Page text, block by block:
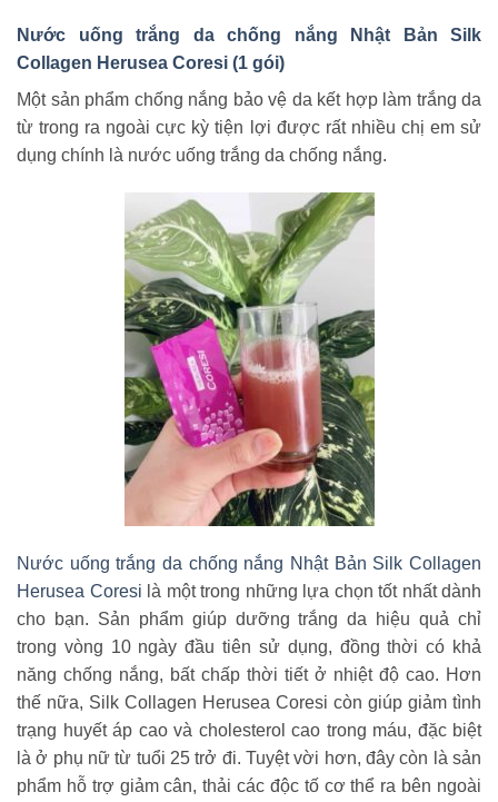
Nước uống trắng da chống nắng Nhật Bản Silk
Collagen Herusea Coresi (1 gói)
Một sản phẩm chống nắng bảo vệ da kết hợp làm trắng da
từ trong ra ngoài cực kỳ tiện lợi được rất nhiều chị em sử
dụng chính là nước uống trắng da chống nắng.
Nước uống trắng da chống nắng Nhật Bản Silk Collagen
Herusea Coresi là một trong những lựa chọn tốt nhất dành
cho bạn. Sản phẩm giúp dưỡng trắng da hiệu quả chỉ
trong vòng 10 ngày đầu tiên sử dụng, đồng thời có khả
năng chống nắng, bất chấp thời tiết ở nhiệt độ cao. Hơn
thế nữa, Silk Collagen Herusea Coresi còn giúp giảm tình
trạng huyết áp cao và cholesterol cao trong máu, đặc biệt
là ở phụ nữ từ tuổi 25 trở đi. Tuyệt vời hơn, đây còn là sản
phẩm hỗ trợ giảm cân, thải các độc tố cơ thể ra bên ngoài